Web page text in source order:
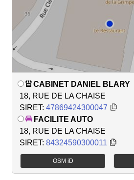
CABINET DANIEL BLARY
18, RUE DE LA CHAISE
SIRET: 47869424300047
FACILITE AUTO
18, RUE DE LA CHAISE
SIRET: 84324590300011
OSM iD